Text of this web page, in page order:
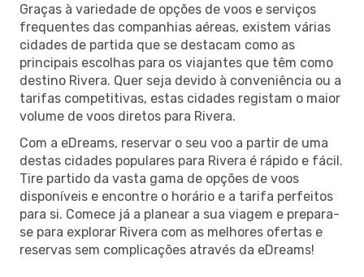
Graças à variedade de opções de voos e serviços
frequentes das companhias aéreas, existem várias
cidades de partida que se destacam como as
principais escolhas para os viajantes que têm como
destino Rivera. Quer seja devido à conveniência ou a
tarifas competitivas, estas cidades registam o maior
volume de voos diretos para Rivera.
Com a eDreams, reservar o seu voo a partir de uma
destas cidades populares para Rivera é rápido e fácil.
Tire partido da vasta gama de opções de voos
disponíveis e encontre o horário e a tarifa perfeitos
para si. Comece já a planear a sua viagem e prepara-
se para explorar Rivera com as melhores ofertas e
reservas sem complicações através da eDreams!